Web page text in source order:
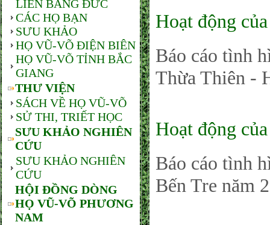
LIÊN BANG ĐỨC
CÁC HỌ BẠN
SƯU KHẢO
HỌ VŨ-VÕ ĐIỆN BIÊN
HỌ VŨ-VÕ TỈNH BẮC
GIANG
THƯ VIỆN
SÁCH VỀ HỌ VŨ-VÕ
SỬ THI, TRIẾT HỌC
SƯU KHẢO NGHIÊN
CỨU
SƯU KHẢO NGHIÊN
CỨU
HỘI ĐỒNG DÒNG
HỌ VŨ-VÕ PHƯƠNG
NAM
Hoạt động
Báo cáo tình
Thừa Thiên -
Hoạt động
Báo cáo tình
Bến Tre năm